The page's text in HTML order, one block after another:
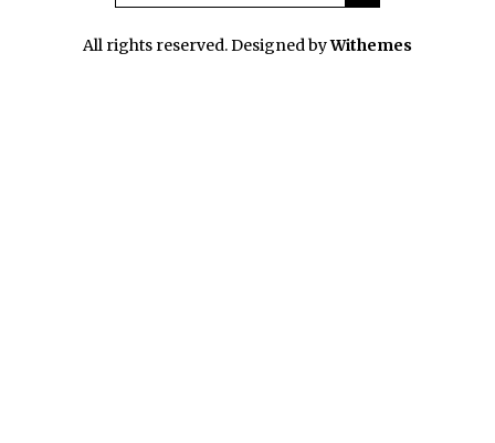
All rights reserved. Designed byWithemes